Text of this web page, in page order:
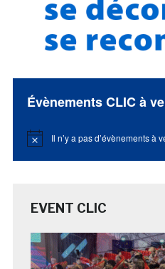
Évènements CLIC à
Notice Il n’y a pas d’évènements à
EVENT CLIC